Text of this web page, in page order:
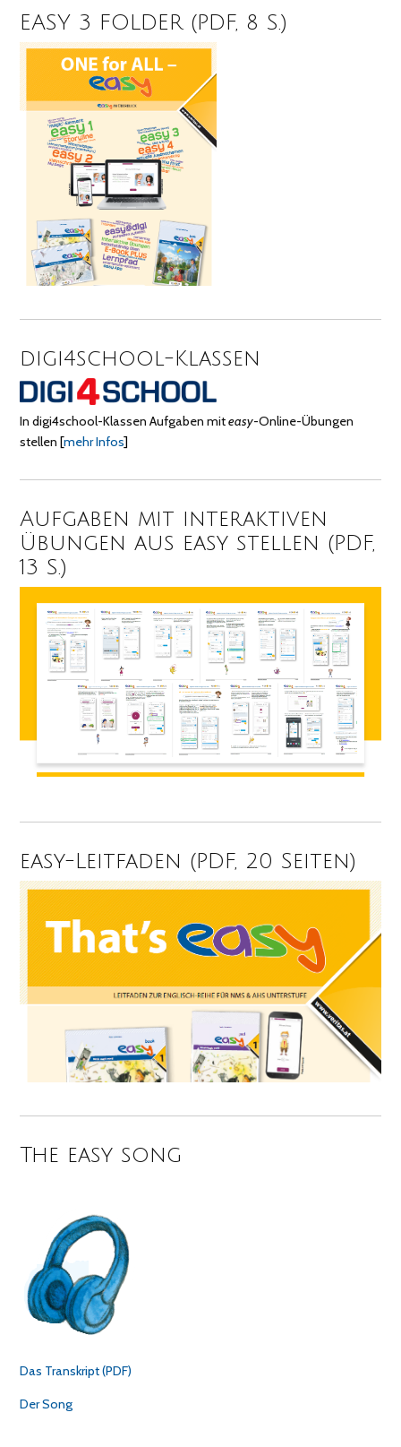
EASY 3 FOLDER (PDF, 8 S.)
digi4school-Klassen
In digi4school-Klassen Aufgaben miteasy-Online-Übungen
stellen[mehr Infos]
Aufgaben mit interaktiven
Übungen aus easy stellen (PDF,
13 S.)
easy-Leitfaden (PDF, 20 Seiten)
The easy song
Das Transkript (PDF)
Der Song